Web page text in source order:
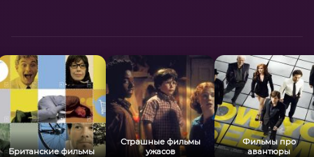
зависит от скорости... и человечности.
Британские фильмы
Страшные фильмы
ужасов
Фильмы про
авантюры